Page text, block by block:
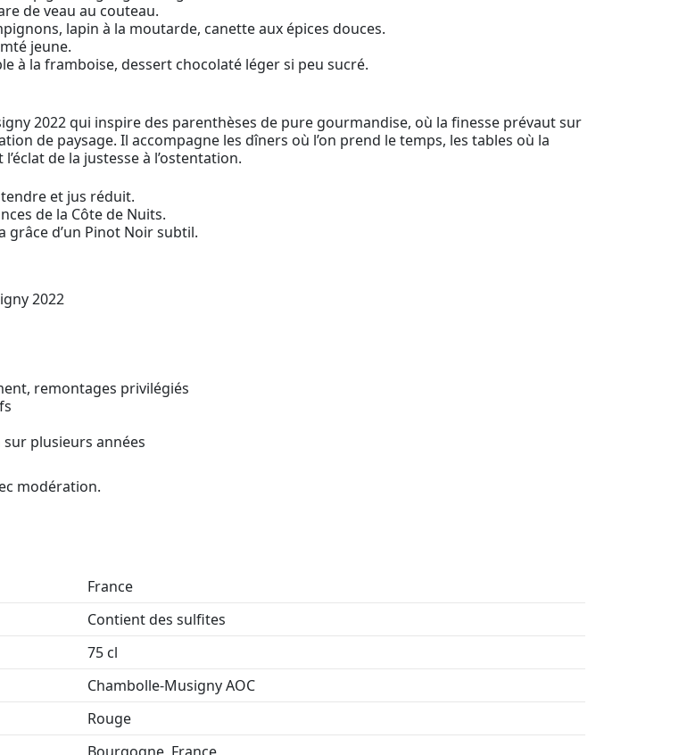
de veau au couteau.
lapin à la moutarde, canette aux épices douces.
jeune.
à la framboise, dessert chocolaté léger si peu sucré.
2022 qui inspire des parenthèses de pure gourmandise, où la finesse prévaut sur
de paysage. Il accompagne les dîners où l’on prend le temps, les tables où la
de la justesse à l’ostentation.
et jus réduit.
de la Côte de Nuits.
grâce d’un Pinot Noir subtil.
2022
remontages privilégiés
plusieurs années
modération.
France
Contient des sulfites
75 cl
Chambolle-Musigny AOC
Rouge
Bourgogne, France